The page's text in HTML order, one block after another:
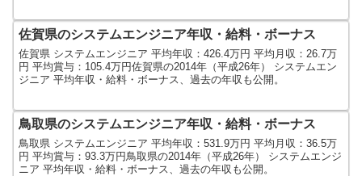
佐賀県のシステムエンジニア年収・給料・ボーナス
佐賀県 システムエンジニア 平均年収：426.4万円 平均月収：26.7万
円 平均賞与：105.4万円佐賀県の2014年（平成26年） システムエン
ジニア 平均年収・給料・ボーナス、過去の年収も公開。
鳥取県のシステムエンジニア年収・給料・ボーナス
鳥取県 システムエンジニア 平均年収：531.9万円 平均月収：36.5万
円 平均賞与：93.3万円鳥取県の2014年（平成26年） システムエンジ
ニア 平均年収・給料・ボーナス、過去の年収も公開。